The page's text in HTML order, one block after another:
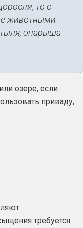
то с
животными
опарыша
озере, если
приваду,
требуется